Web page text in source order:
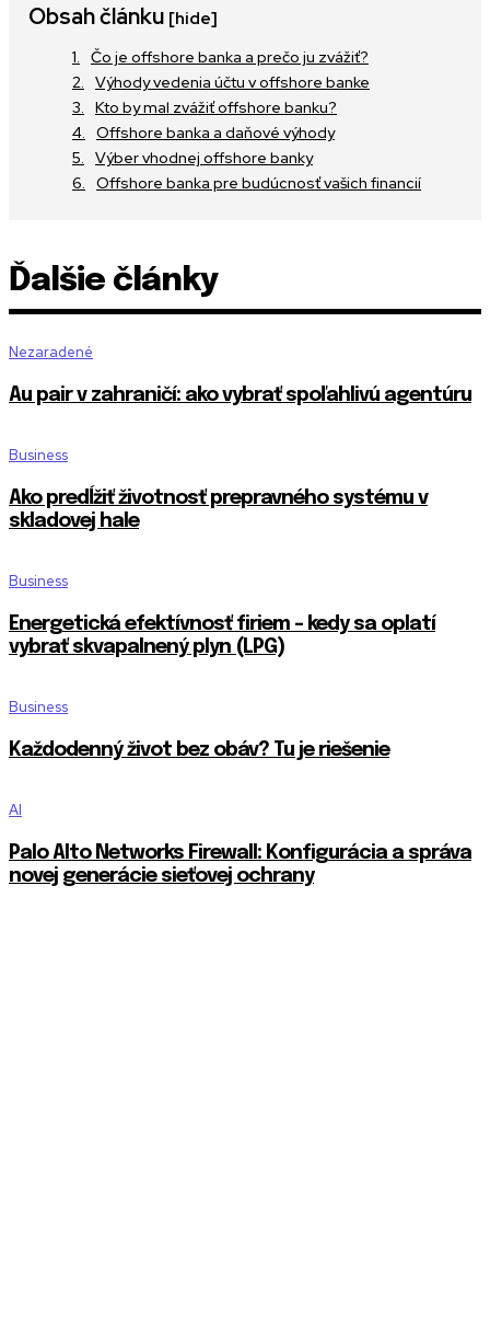
Obsah článku [hide]
Čo je offshore banka a prečo ju zvážiť?
Výhody vedenia účtu v offshore banke
Kto by mal zvážiť offshore banku?
Offshore banka a daňové výhody
Výber vhodnej offshore banky
Offshore banka pre budúcnosť vašich financií
Ďalšie články
Nezaradené
Au pair v zahraničí: ako vybrať spoľahlivú agentúru
Business
Ako predĺžiť životnosť prepravného systému v
skladovej hale
Business
Energetická efektívnosť firiem – kedy sa oplatí
vybrať skvapalnený plyn (LPG)
Business
Každodenný život bez obáv? Tu je riešenie
AI
Palo Alto Networks Firewall: Konfigurácia a správa
novej generácie sieťovej ochrany